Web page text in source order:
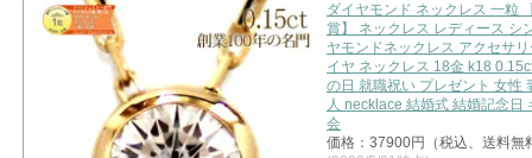
ダイヤモンド ネックレス 一粒
賞】 ネックレス レディース シ
ヤモンドネックレス アクセサ
イヤ ネックレス 18金 k18
の日 就職祝い プレゼント 女性
人 necklace 結婚式 結婚記念日
会
価格：37900円（税込、送料無